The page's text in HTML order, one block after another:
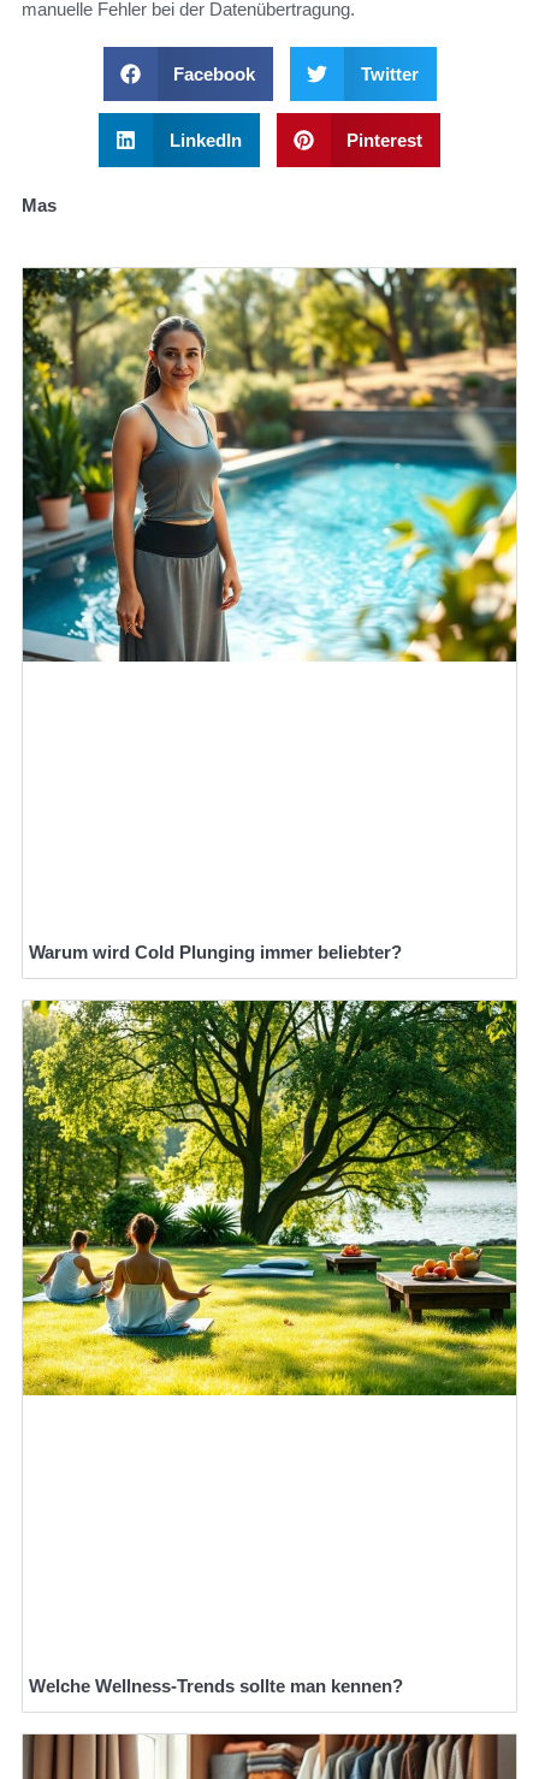
manuelle Fehler bei der Datenübertragung.
Facebook Twitter
LinkedIn Pinterest
Mas
Warum wird Cold Plunging immer beliebter?
Welche Wellness-Trends sollte man kennen?